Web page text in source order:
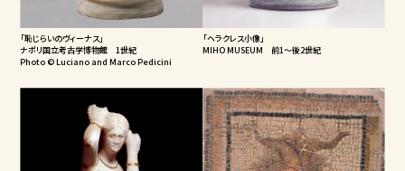
「恥じらいのヴィーナス」
ナポリ国立考古学博物館 1世紀
Photo © Luciano and Marco Pedicini
「ヘラクレス小像」
MIHO MUSEUM 前1～後2世紀